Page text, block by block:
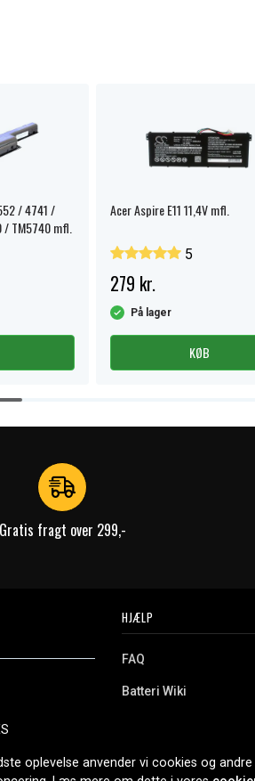
/ 4741 /
/ TM5740 mfl.
Acer Aspire E11 11,4V mfl.
5
279 kr.
På lager
KØB
Gratis fragt over 299,-
Vi tilbyder et
og meget
HJÆLP
FAQ
Batteri Wiki
Erhvervskunde
oplevelse anvender vi cookies og